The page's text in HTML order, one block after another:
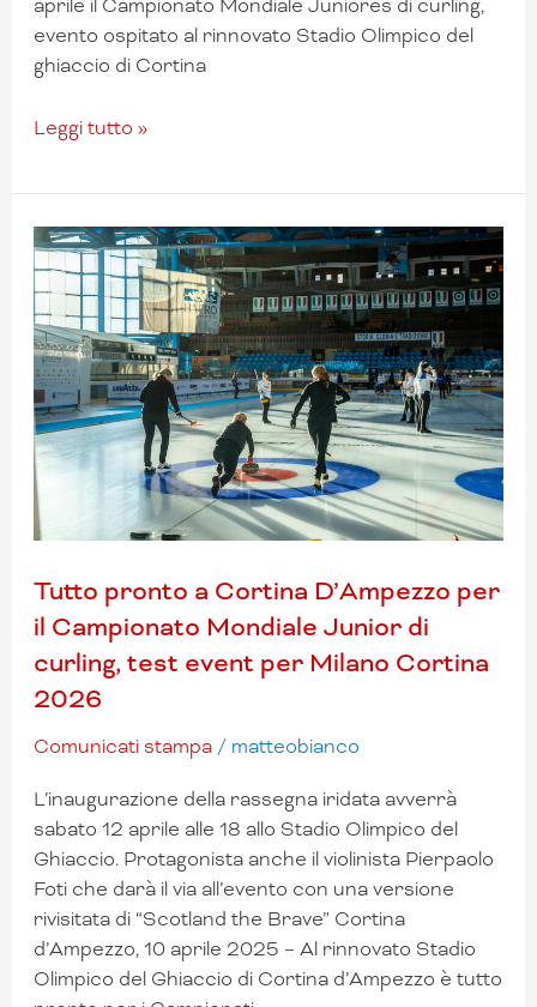
aprile il Campionato Mondiale Juniores di curling,
evento ospitato al rinnovato Stadio Olimpico del
ghiaccio di Cortina
Leggi tutto »
Tutto pronto a Cortina D’Ampezzo per
il Campionato Mondiale Junior di
curling, test event per Milano Cortina
2026
Comunicati stampa/ matteobianco
L’inaugurazione della rassegna iridata avverrà
sabato 12 aprile alle 18 allo Stadio Olimpico del
Ghiaccio. Protagonista anche il violinista Pierpaolo
Foti che darà il via all’evento con una versione
rivisitata di “Scotland the Brave” Cortina
d’Ampezzo, 10 aprile 2025 – Al rinnovato Stadio
Olimpico del Ghiaccio di Cortina d’Ampezzo è tutto
Tutto
pronto
a
Cortina
D’Ampezzo
per
il
Campionato
Mondiale
Junior
di
test
event
per
Milano
2026